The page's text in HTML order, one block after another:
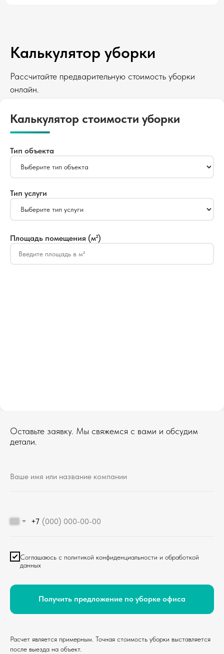
Калькулятор уборки
Рассчитайте предварительную стоимость уборки
онлайн.
Калькулятор стоимости уборки
Тип объекта
Тип услуги
Площадь помещения (м²)
Оставьте заявку. Мы свяжемся с вами и обсудим
детали.
+7
Соглашаюсь с политикой конфиденциальности и обработкой
данных
Получить предложение по уборке офиса
Расчет является примерным. Точная стоимость уборки выставляется
после выезда на объект.